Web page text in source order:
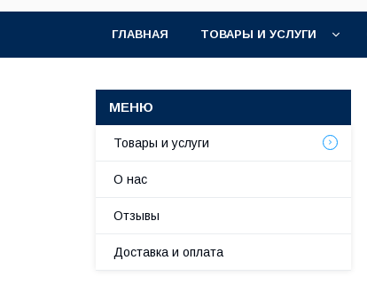
ГЛАВНАЯ ТОВАРЫ И УСЛУГИ
Товары и услуги
О нас
Отзывы
Доставка и оплата